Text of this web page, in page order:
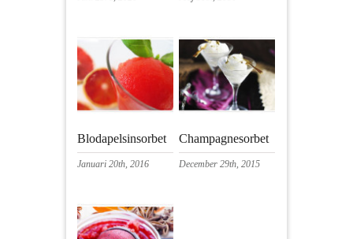
Blodapelsinsorbet
Januari 20th, 2016
Champagnesorbet
December 29th, 2015